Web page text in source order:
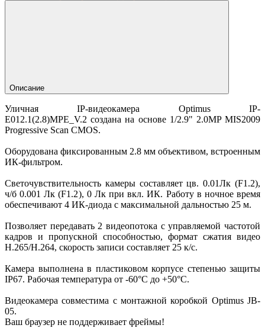
Описание
Уличная IP-видеокамера Optimus IP-
E012.1(2.8)MPE_V.2 создана на основе 1/2.9" 2.0MP MIS2009
Progressive Scan CMOS.
Оборудована фиксированным 2.8 мм объективом, встроенным
ИК-фильтром.
Светочувствительность камеры составляет цв. 0.01Лк (F1.2),
ч/б 0.001 Лк (F1.2), 0 Лк при вкл. ИК. Работу в ночное время
обеспечивают 4 ИК-диода с максимальной дальностью 25 м.
Позволяет передавать 2 видеопотока с управляемой частотой
кадров и пропускной способностью, формат сжатия видео
H.265/H.264, скорость записи составляет 25 к/с.
Камера выполнена в пластиковом корпусе степенью защиты
IP67. Рабочая температура от -60°С до +50°С.
Видеокамера совместима с монтажной коробкой Optimus JB-
05.
Ваш браузер не поддерживает фреймы!